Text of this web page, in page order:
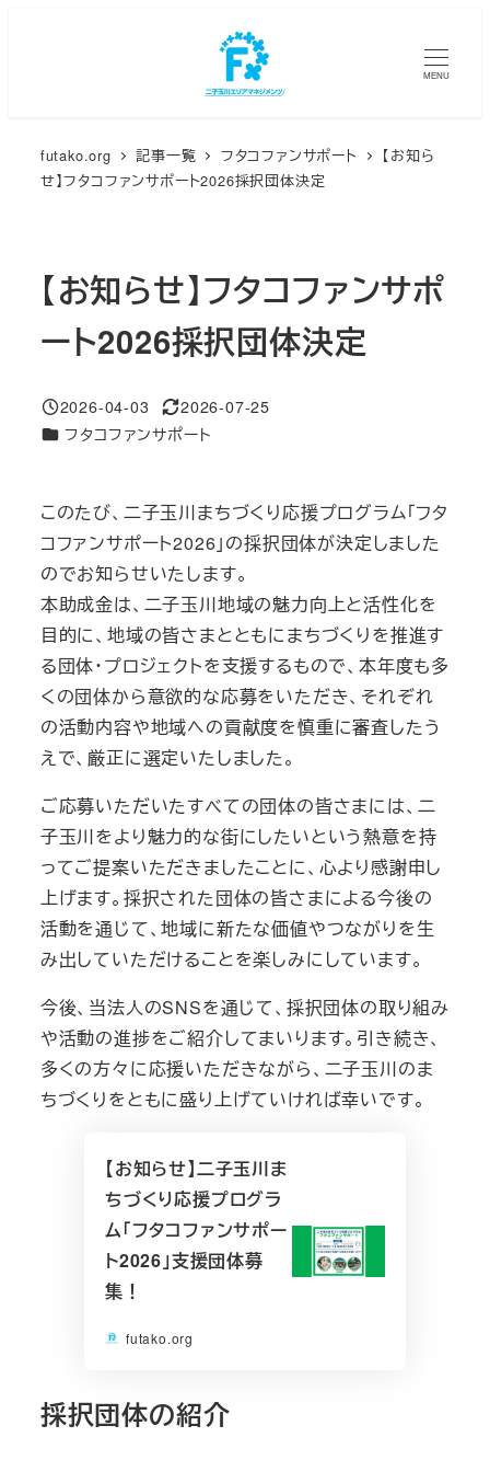
MENU
futako.org 記事一覧 フタコファンサポート
【お知ら
せ】フタコファンサポート2026採択団体決定
【お知らせ】フタコファンサポ
ート2026採択団体決定
投稿日
2026-04-03
更新日
2026-07-25
カテゴリー
フタコファンサポート
このたび、二子玉川まちづくり応援プログラム「フタ
コファンサポート2026」の採択団体が決定しました
のでお知らせいたします。
本助成金は、二子玉川地域の魅力向上と活性化を
目的に、地域の皆さまとともにまちづくりを推進す
る団体・プロジェクトを支援するもので、本年度も多
くの団体から意欲的な応募をいただき、それぞれ
の活動内容や地域への貢献度を慎重に審査したう
えで、厳正に選定いたしました。
ご応募いただいたすべての団体の皆さまには、二
子玉川をより魅力的な街にしたいという熱意を持
ってご提案いただきましたことに、心より感謝申し
上げます。採択された団体の皆さまによる今後の
活動を通じて、地域に新たな価値やつながりを生
み出していただけることを楽しみにしています。
今後、当法人のSNSを通じて、採択団体の取り組み
や活動の進捗をご紹介してまいります。引き続き、
多くの方々に応援いただきながら、二子玉川のま
ちづくりをともに盛り上げていければ幸いです。
【お知らせ】二子玉川ま
ちづくり応援プログラ
ム「フタコファンサポー
ト2026」支援団体募
集！
futako.org
採択団体の紹介